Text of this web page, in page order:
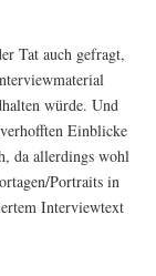
Tat auch gefragt,
wür­de. Und
Ein­bli­cke
da aller­dings wohl
­Por­traits in
Inter­view­text